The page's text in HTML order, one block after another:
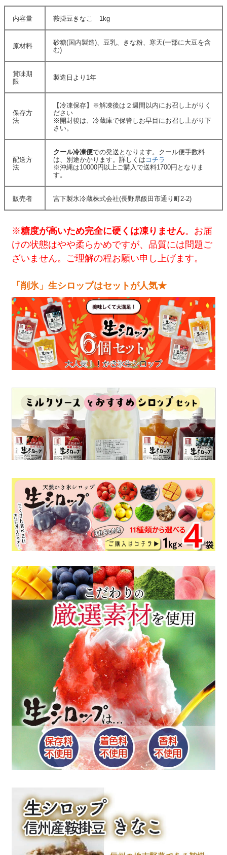
内容量 鞍掛豆きなこ 1kg
原材料
砂糖(国内製造)、豆乳、きな粉、寒天(一部に大豆を含
む)
賞味期
限
製造日より1年
保存方
法
【冷凍保存】※解凍後は２週間以内にお召し上がりく
ださい
※開封後は、冷蔵庫で保管しお早目にお召し上がり下
さい。
配送方
法
クール冷凍便での発送となります。クール便手数料
は、別途かかります。詳しくは コチラ
※沖縄は10000円以上ご購入で送料1700円となりま
す。
販売者 宮下製氷冷蔵株式会社(長野県飯田市通り町2-2)
※糖度が高いため完全に硬くは凍りません。お届
けの状態はやや柔らかめですが、品質には問題ご
ざいません。ご理解の程お願い申し上げます。
「削氷」生シロップはセットが人気★